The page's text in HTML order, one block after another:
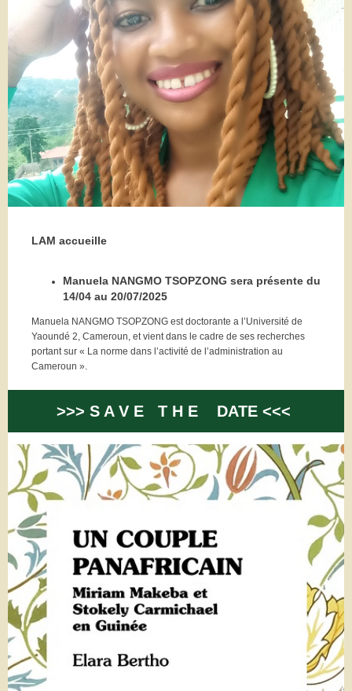
LAM accueille
Manuela NANGMO TSOPZONG sera présente du
14/04 au 20/07/2025
Manuela NANGMO TSOPZONG est doctorante a l’Université de
Yaoundé 2, Cameroun, et vient dans le cadre de ses recherches
portant sur « La norme dans l’activité de l’administration au
Cameroun ».
>>> S A V E T H E DATE <<<